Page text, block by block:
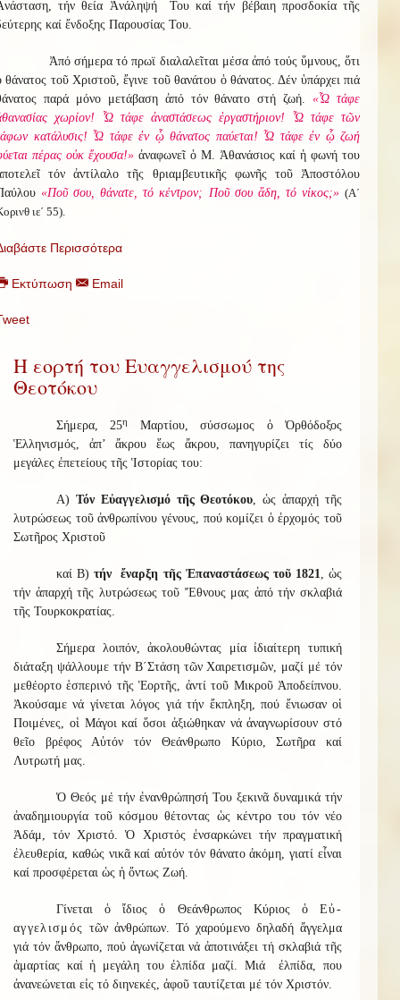
τήν θεία Ἀνάληψή Του καί τήν βέβαιη προσδοκία τῆς
καί ἔνδοξης Παρουσίας Του.
Ἀπό σήμερα τό πρωϊ διαλαλεῖται μέσα ἀπό τούς ὕμνους, ὅτι
θάνατος τοῦ Χριστοῦ, ἔγινε τοῦ θανάτου ὁ θάνατος. Δέν ὑπάρχει πιά
παρά μόνο μετάβαση ἀπό τόν θάνατο στή ζωή.«Ὦ τάφε
χωρίον! Ὦ τάφε ἀναστάσεως ἐργαστήριον! Ὦ τάφε τῶν
κατάλυσις! Ὦ τάφε ἐν ᾧ θάνατος παύεται! Ὦ τάφε ἐν ᾧ ζωή
πέρας οὐκ ἔχουσα!» ἀναφωνεῖ ὁ Μ. Ἀθανάσιος καί ἡ φωνή του
τόν ἀντίλαλο τῆς θριαμβευτικῆς φωνῆς τοῦ Ἀποστόλου
«Ποῦ σου, θάνατε, τό κέντρον; Ποῦ σου ἅδη, τό νίκος;» (Α΄
ιε΄ 55).
Περισσότερα
Εκτύπωση Email
Η εορτή του Ευαγγελισμού της
Θεοτόκου
Σήμερα, 25η
Μαρτίου, σύσσωμος ὁ Ὀρθόδοξος
Ἑλληνισμός, ἀπ’ ἄκρου ἕως ἄκρου, πανηγυρίζει τίς δύο
μεγάλες ἐπετείους τῆς Ἱστορίας του:
Α) Τόν Εὐαγγελισμό τῆς Θεοτόκου, ὡς ἀπαρχή τῆς
λυτρώσεως τοῦ ἀνθρωπίνου γένους, πού κομίζει ὁ ἐρχομός τοῦ
Σωτῆρος Χριστοῦ
καί Β)τήν ἔναρξη τῆς Ἐπαναστάσεως τοῦ 1821, ὡς
τήν ἀπαρχή τῆς λυτρώσεως τοῦ Ἔθνους μας ἀπό τήν σκλαβιά
τῆς Τουρκοκρατίας.
Σήμερα λοιπόν, ἀκολουθώντας μία ἰδιαίτερη τυπική
διάταξη ψάλλουμε τήν Β΄Στάση τῶν Χαιρετισμῶν, μαζί μέ τόν
μεθέορτο ἑσπερινό τῆς Ἑορτῆς, ἀντί τοῦ Μικροῦ Ἀποδείπνου.
Ἀκούσαμε νά γίνεται λόγος γιά τήν ἔκπληξη, πού ἔνιωσαν οἱ
Ποιμένες, οἱ Μάγοι καί ὅσοι ἀξιώθηκαν νά ἀναγνωρίσουν στό
θεῖο βρέφος Αὐτόν τόν Θεάνθρωπο Κύριο, Σωτῆρα καί
Λυτρωτή μας.
Ὁ Θεός μέ τήν ἐνανθρώπησή Του ξεκινᾶ δυναμικά τήν
ἀναδημιουργία τοῦ κόσμου θέτοντας ὡς κέντρο του τόν νέο
Ἀδάμ, τόν Χριστό. Ὁ Χριστός ἐνσαρκώνει τήν πραγματική
ἐλευθερία, καθώς νικᾶ καί αὐτόν τόν θάνατο ἀκόμη, γιατί εἶναι
καί προσφέρεται ὡς ἡ ὄντως Ζωή.
Γίνεται ὁ ἴδιος ὁ Θεάνθρωπος Κύριος ὁ Εὐ-
αγγελισμός τῶν ἀνθρώπων. Τό χαρούμενο δηλαδή ἄγγελμα
γιά τόν ἄνθρωπο, πού ἀγωνίζεται νά ἀποτινάξει τή σκλαβιά τῆς
ἁμαρτίας καί ἡ μεγάλη του ἐλπίδα μαζί. Μιά ἐλπίδα, που
ἀνανεώνεται εἰς τό διηνεκές, ἀφοῦ ταυτίζεται μέ τόν Χριστόν.